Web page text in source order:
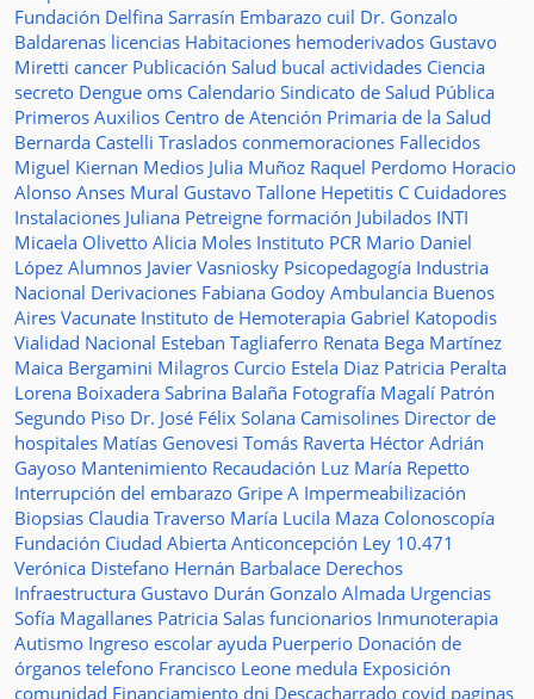
Fundación Delfina Sarrasín Embarazo cuil Dr. Gonzalo
Baldarenas licencias Habitaciones hemoderivados Gustavo
Miretti cancer Publicación Salud bucal actividades Ciencia
secreto Dengue oms Calendario Sindicato de Salud Pública
Primeros Auxilios Centro de Atención Primaria de la Salud
Bernarda Castelli Traslados conmemoraciones Fallecidos
Miguel Kiernan Medios Julia Muñoz Raquel Perdomo Horacio
Alonso Anses Mural Gustavo Tallone Hepetitis C Cuidadores
Instalaciones Juliana Petreigne formación Jubilados INTI
Micaela Olivetto Alicia Moles Instituto PCR Mario Daniel
López Alumnos Javier Vasniosky Psicopedagogía Industria
Nacional Derivaciones Fabiana Godoy Ambulancia Buenos
Aires Vacunate Instituto de Hemoterapia Gabriel Katopodis
Vialidad Nacional Esteban Tagliaferro Renata Bega Martínez
Maica Bergamini Milagros Curcio Estela Diaz Patricia Peralta
Lorena Boixadera Sabrina Balaña Fotografía Magalí Patrón
Segundo Piso Dr. José Félix Solana Camisolines Director de
hospitales Matías Genovesi Tomás Raverta Héctor Adrián
Gayoso Mantenimiento Recaudación Luz María Repetto
Interrupción del embarazo Gripe A Impermeabilización
Biopsias Claudia Traverso María Lucila Maza Colonoscopía
Fundación Ciudad Abierta Anticoncepción Ley 10.471
Verónica Distefano Hernán Barbalace Derechos
Infraestructura Gustavo Durán Gonzalo Almada Urgencias
Sofía Magallanes Patricia Salas funcionarios Inmunoterapia
Autismo Ingreso escolar ayuda Puerperio Donación de
órganos telefono Francisco Leone medula Exposición
comunidad Financiamiento dni Descacharrado covid paginas